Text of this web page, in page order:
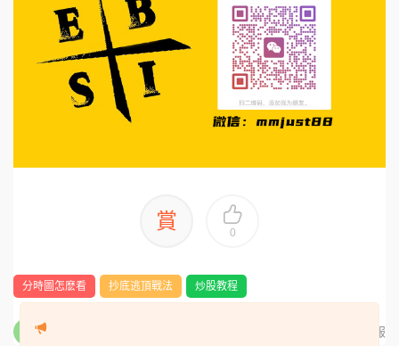
賞 0
分時圖怎麽看 抄底逃頂戰法 炒股教程
分享海報